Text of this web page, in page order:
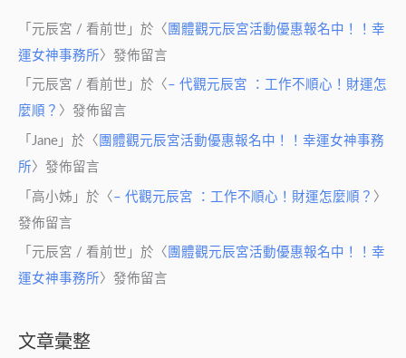
「 元辰宮 / 看前世 」於〈 團體觀元辰宮活動優惠報名中！！幸
運女神事務所〉發佈留言
「 元辰宮 / 看前世 」於〈 – 代觀元辰宮 ：工作不順心！財運怎
麼順？ 〉發佈留言
「 Jane 」於〈 團體觀元辰宮活動優惠報名中！！幸運女神事務
所 〉發佈留言
「 高小姊 」於〈 – 代觀元辰宮 ：工作不順心！財運怎麼順？ 〉
發佈留言
「 元辰宮 / 看前世 」於〈 團體觀元辰宮活動優惠報名中！！幸
運女神事務所〉發佈留言
文章彙整